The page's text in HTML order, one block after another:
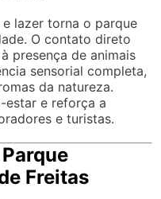
lazer torna o parque
O contato direto
presença de animais
sensorial completa,
da natureza.
estar e reforça a
e turistas.
Freitas